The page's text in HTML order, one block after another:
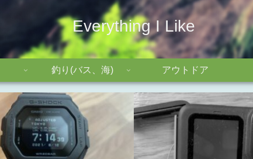
Everything I Like
釣り(バス、海) アウトドア